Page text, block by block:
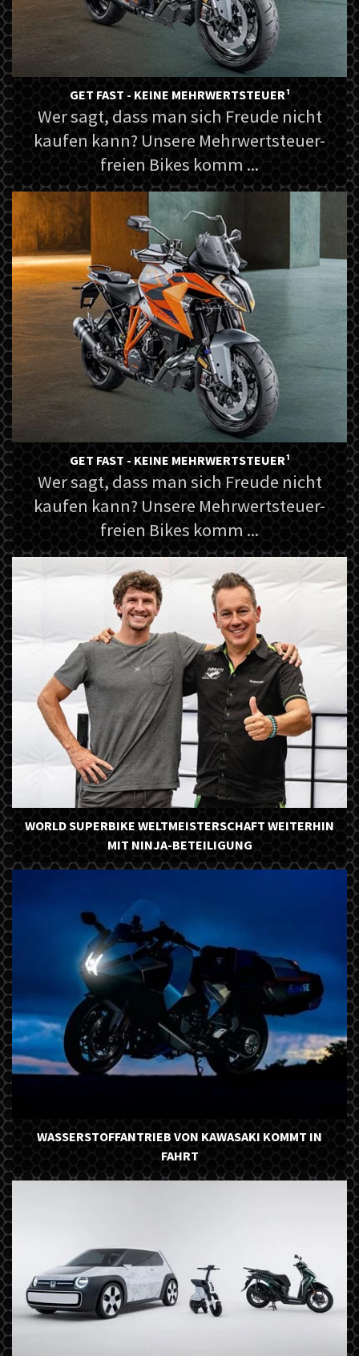
GET FAST - KEINE MEHRWERTSTEUER¹
Wer sagt, dass man sich Freude nicht
kaufen kann? Unsere Mehrwertsteuer-
freien Bikes komm ...
GET FAST - KEINE MEHRWERTSTEUER¹
Wer sagt, dass man sich Freude nicht
kaufen kann? Unsere Mehrwertsteuer-
freien Bikes komm ...
WORLD SUPERBIKE WELTMEISTERSCHAFT WEITERHIN
MIT NINJA-BETEILIGUNG
WASSERSTOFFANTRIEB VON KAWASAKI KOMMT IN
FAHRT